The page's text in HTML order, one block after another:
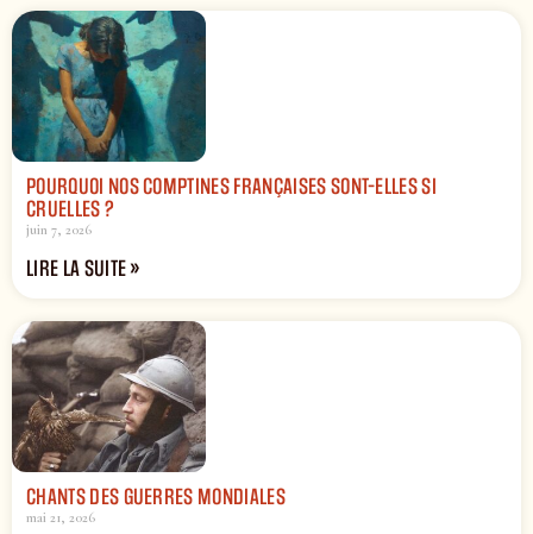
POURQUOI NOS COMPTINES FRANÇAISES SONT-ELLES SI
CRUELLES ?
juin 7, 2026
LIRE LA SUITE »
CHANTS DES GUERRES MONDIALES
mai 21, 2026